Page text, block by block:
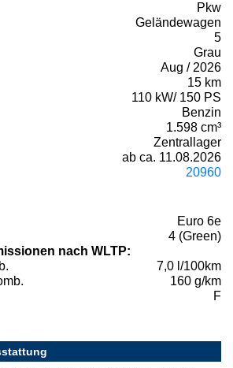
Pkw
Geländewagen
5
Grau
Aug / 2026
15 km
110 kW/ 150 PS
Benzin
1.598 cm³
Zentrallager
ab ca. 11.08.2026
20960
Euro 6e
4 (Green)
nach WLTP:
7,0 l/100km
160 g/km
F